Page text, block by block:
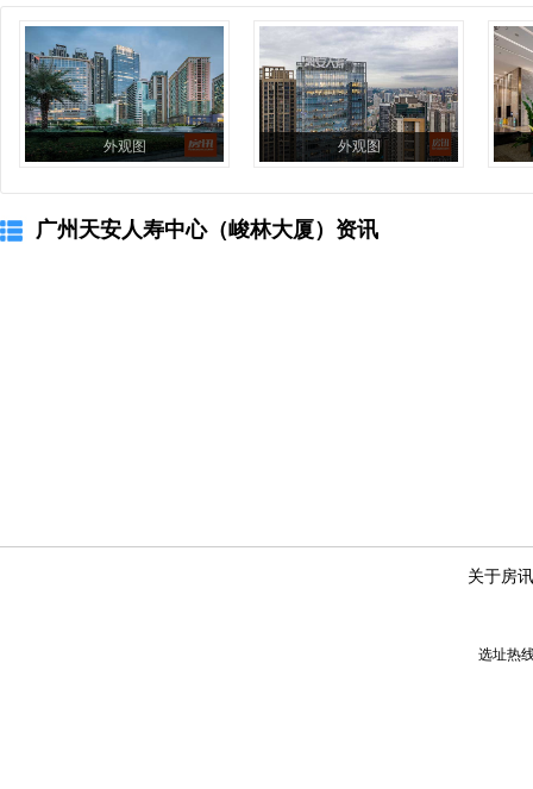
外观图 外观图
广州天安人寿中心（峻林大厦）资讯
关于房讯
选址热